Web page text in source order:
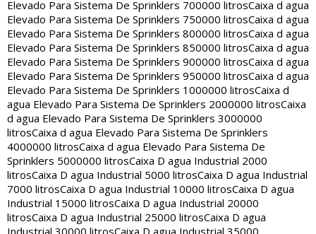
Elevado Para Sistema De Sprinklers 700000 litrosCaixa d agua
Elevado Para Sistema De Sprinklers 750000 litrosCaixa d agua
Elevado Para Sistema De Sprinklers 800000 litrosCaixa d agua
Elevado Para Sistema De Sprinklers 850000 litrosCaixa d agua
Elevado Para Sistema De Sprinklers 900000 litrosCaixa d agua
Elevado Para Sistema De Sprinklers 950000 litrosCaixa d agua
Elevado Para Sistema De Sprinklers 1000000 litrosCaixa d
agua Elevado Para Sistema De Sprinklers 2000000 litrosCaixa
d agua Elevado Para Sistema De Sprinklers 3000000
litrosCaixa d agua Elevado Para Sistema De Sprinklers
4000000 litrosCaixa d agua Elevado Para Sistema De
Sprinklers 5000000 litrosCaixa D agua Industrial 2000
litrosCaixa D agua Industrial 5000 litrosCaixa D agua Industrial
7000 litrosCaixa D agua Industrial 10000 litrosCaixa D agua
Industrial 15000 litrosCaixa D agua Industrial 20000
litrosCaixa D agua Industrial 25000 litrosCaixa D agua